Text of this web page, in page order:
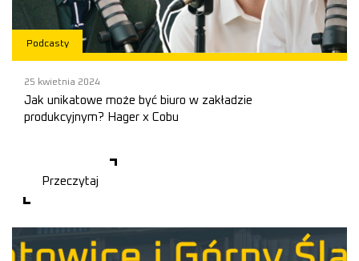
Podcasty
25 kwietnia 2024
Jak unikatowe może być biuro w zakładzie
produkcyjnym? Hager x Cobu
Przeczytaj